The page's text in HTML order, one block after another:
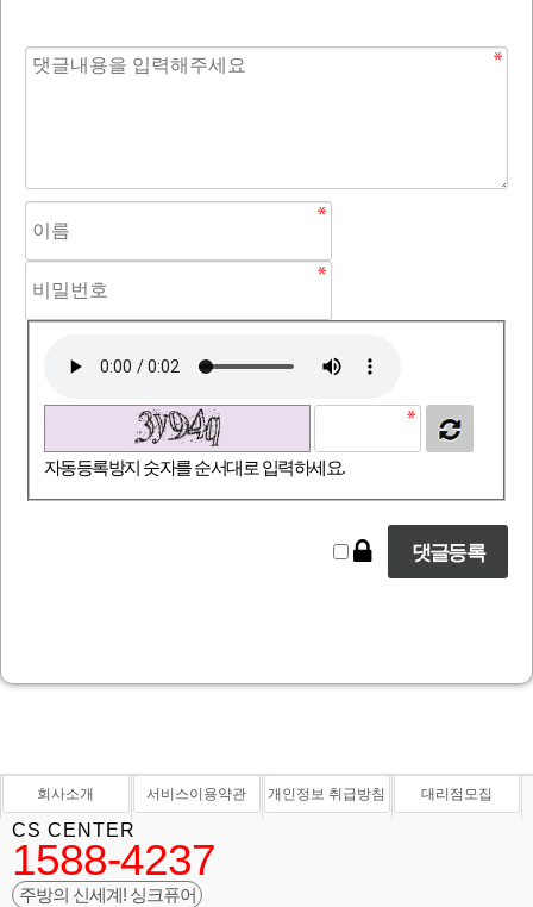
자동등록방지 숫자를 순서대로 입력하세요.
회사소개 서비스이용약관 개인정보 취급방침 대리점모집
CS CENTER
1588-4237
주방의 신세계! 싱크퓨어